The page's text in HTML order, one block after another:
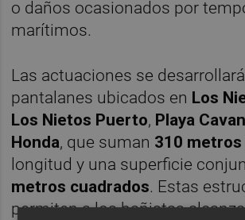
o daños ocasionados por
marítimos.
Las actuaciones se
pantalanes ubicados en Los
Los Nietos Puerto, Playa
Honda, que suman 310
longitud y una superficie
metros cuadrados. Estas
permiten a los bañistas